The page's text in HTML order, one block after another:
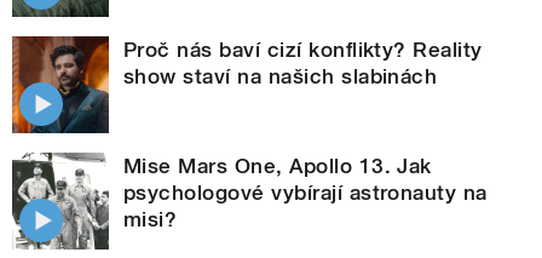
Proč nás baví cizí konflikty? Reality
show staví na našich slabinách
Mise Mars One, Apollo 13. Jak
psychologové vybírají astronauty na
misi?